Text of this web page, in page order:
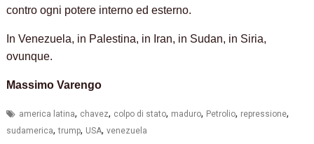
contro ogni potere interno ed esterno.
In Venezuela, in Palestina, in Iran, in Sudan, in Siria,
ovunque.
Massimo Varengo
america latina, chavez, colpo di stato, maduro, Petrolio, repressione,
sudamerica,trump, USA,venezuela